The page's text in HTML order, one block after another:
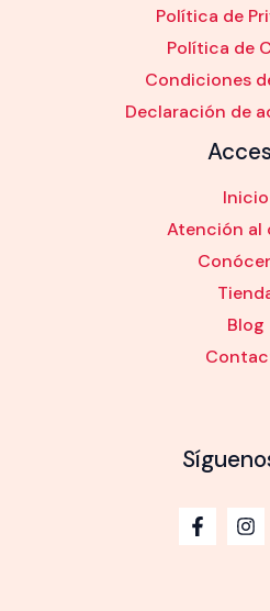
Política de
Política de
Condiciones
Declaración de
Inicio
Atención al
Blog